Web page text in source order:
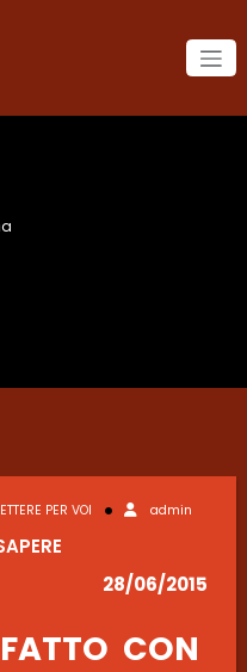
PER VOI admin
28/06/2015
CON